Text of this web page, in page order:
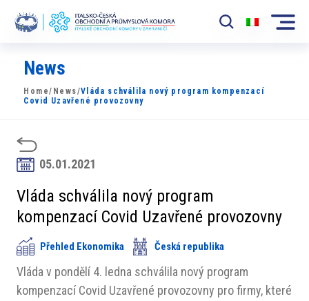
Komora
News
Rozvoj Trhu
Členové
Partneři
​​Projekty
Členská sekce
News
Home/ News/Vláda schválila nový program kompenzací
Covid Uzavřené provozovny
05.01.2021
Vláda schválila nový program
kompenzací Covid Uzavřené provozovny
Přehled Ekonomika Česká republika
Vláda v pondělí 4. ledna schválila nový program
kompenzací Covid Uzavřené provozovny pro firmy, které